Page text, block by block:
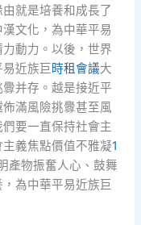
就是培養和成長了
漢文化，為中華平易
動力。以後，世界
近族巨 時租會議大
并存。越是接近平
滿風險挑釁甚至風
要一直保持社會主
義焦點價值不雅凝1
產物振奮人心、鼓舞
為中華平易近族巨